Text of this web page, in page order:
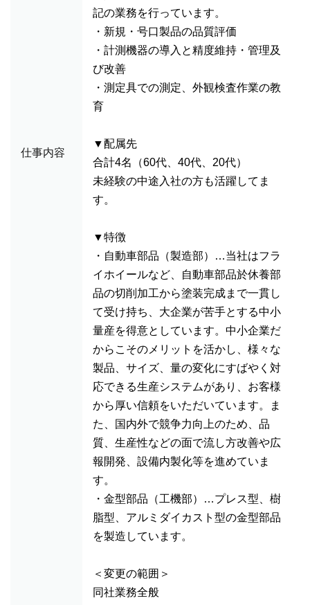
仕事内容
記の業務を行っています。
・新規・号口製品の品質評価
・計測機器の導入と精度維持・管理及
び改善
・測定具での測定、外観検査作業の教
育
▼配属先
合計4名（60代、40代、20代）
未経験の中途入社の方も活躍してま
す。
▼特徴
・自動車部品（製造部）…当社はフラ
イホイールなど、自動車部品於休養部
品の切削加工から塗装完成まで一貫し
て受け持ち、大企業が苦手とする中小
量産を得意としています。中小企業だ
からこそのメリットを活かし、様々な
製品、サイズ、量の変化にすばやく対
応できる生産システムがあり、お客様
から厚い信頼をいただいています。ま
た、国内外で競争力向上のため、品
質、生産性などの面で流し方改善や広
報開発、設備内製化等を進めていま
す。
・金型部品（工機部）…プレス型、樹
脂型、アルミダイカスト型の金型部品
を製造しています。
＜変更の範囲＞
同社業務全般